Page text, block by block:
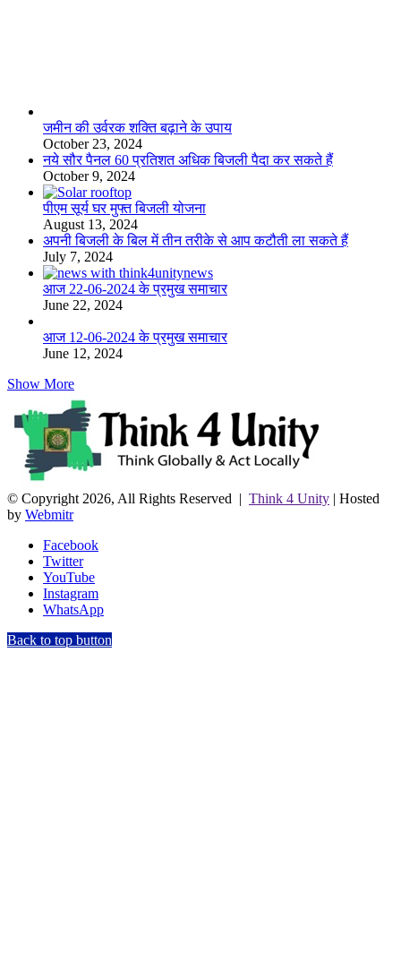
जमीन की उर्वरक शक्ति बढ़ाने के उपाय
October 23, 2024
नये सौर पैनल 60 प्रतिशत अधिक बिजली पैदा कर सकते हैं
October 9, 2024
पीएम सूर्य घर मुफ्त बिजली योजना
August 13, 2024
अपनी बिजली के बिल में तीन तरीके से आप कटौती ला सकते हैं
July 7, 2024
आज 22-06-2024 के प्रमुख समाचार
June 22, 2024
आज 12-06-2024 के प्रमुख समाचार
June 12, 2024
Show More
© Copyright 2026, All Rights Reserved | Think 4 Unity | Hosted
by Webmitr
Facebook
Twitter
YouTube
Instagram
WhatsApp
Back to top button